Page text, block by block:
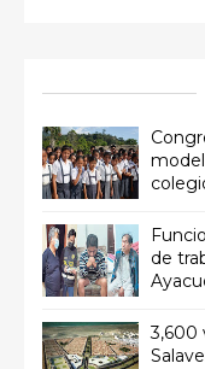
de
3,600